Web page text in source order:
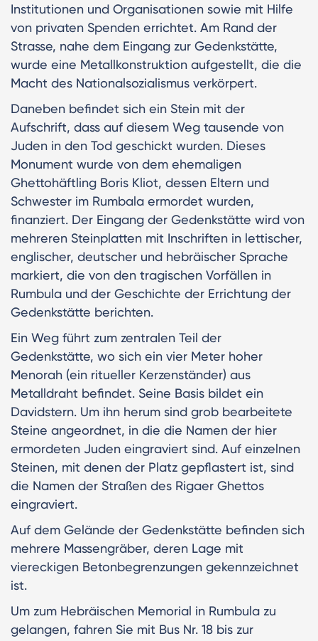
Institutionen und Organisationen sowie mit Hilfe
von privaten Spenden errichtet. Am Rand der
Strasse, nahe dem Eingang zur Gedenkstätte,
wurde eine Metallkonstruktion aufgestellt, die die
Macht des Nationalsozialismus verkörpert.
Daneben befindet sich ein Stein mit der
Aufschrift, dass auf diesem Weg tausende von
Juden in den Tod geschickt wurden. Dieses
Monument wurde von dem ehemaligen
Ghettohäftling Boris Kliot, dessen Eltern und
Schwester im Rumbala ermordet wurden,
finanziert. Der Eingang der Gedenkstätte wird von
mehreren Steinplatten mit Inschriften in lettischer,
englischer, deutscher und hebräischer Sprache
markiert, die von den tragischen Vorfällen in
Rumbula und der Geschichte der Errichtung der
Gedenkstätte berichten.
Ein Weg führt zum zentralen Teil der
Gedenkstätte, wo sich ein vier Meter hoher
Menorah (ein ritueller Kerzenständer) aus
Metalldraht befindet. Seine Basis bildet ein
Davidstern. Um ihn herum sind grob bearbeitete
Steine angeordnet, in die die Namen der hier
ermordeten Juden eingraviert sind. Auf einzelnen
Steinen, mit denen der Platz gepflastert ist, sind
die Namen der Straßen des Rigaer Ghettos
eingraviert.
Auf dem Gelände der Gedenkstätte befinden sich
mehrere Massengräber, deren Lage mit
viereckigen Betonbegrenzungen gekennzeichnet
ist.
Um zum Hebräischen Memorial in Rumbula zu
gelangen, fahren Sie mit Bus Nr. 18 bis zur